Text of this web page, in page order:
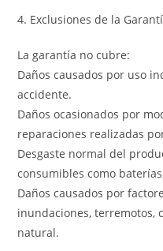
4. Exclusiones de la
La garantía no cubre:
Daños causados por uso
accidente.
Daños ocasionados por
reparaciones realizadas
Desgaste normal del
consumibles como
Daños causados por
inundaciones, terremotos,
natural.